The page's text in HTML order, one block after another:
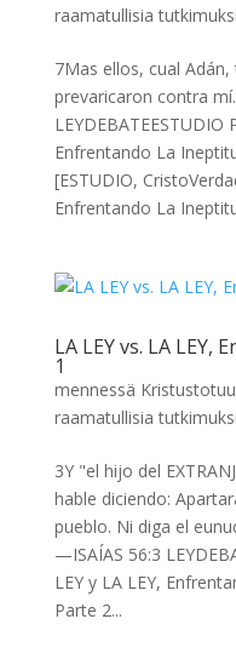
raamatullisia
7Mas ellos, cual
prevaricaron contra
LEYDEBATEESTUDIO
Enfrentando La
[ESTUDIO,
Enfrentando La
LA LEY vs. LA
1
mennessä
raamatullisia
3Y "el hijo del
hable diciendo:
pueblo. Ni diga el
—ISAÍAS 56:3
LEY y LA LEY,
Parte 2...